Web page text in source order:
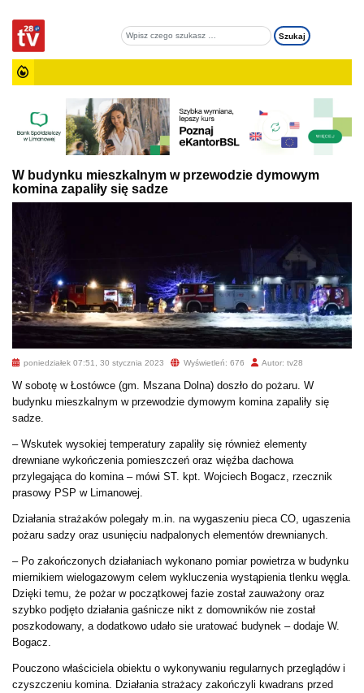
W budynku mieszkalnym w przewodzie dymowym
komina zapaliły się sadze
poniedziałek 07:51, 30 stycznia 2023 Wyświetleń: 676 Autor: tv28
W sobotę w Łostówce (gm. Mszana Dolna) doszło do pożaru. W
budynku mieszkalnym w przewodzie dymowym komina zapaliły się
sadze.
– Wskutek wysokiej temperatury zapaliły się również elementy
drewniane wykończenia pomieszczeń oraz więźba dachowa
przylegająca do komina – mówi ST. kpt. Wojciech Bogacz, rzecznik
prasowy PSP w Limanowej.
Działania strażaków polegały m.in. na wygaszeniu pieca CO, ugaszenia
pożaru sadzy oraz usunięciu nadpalonych elementów drewnianych.
– Po zakończonych działaniach wykonano pomiar powietrza w budynku
miernikiem wielogazowym celem wykluczenia wystąpienia tlenku węgla.
Dzięki temu, że pożar w początkowej fazie został zauważony oraz
szybko podjęto działania gaśnicze nikt z domowników nie został
poszkodowany, a dodatkowo udało sie uratować budynek – dodaje W.
Bogacz.
Pouczono właściciela obiektu o wykonywaniu regularnych przeglądów i
czyszczeniu komina. Działania strażacy zakończyli kwadrans przed